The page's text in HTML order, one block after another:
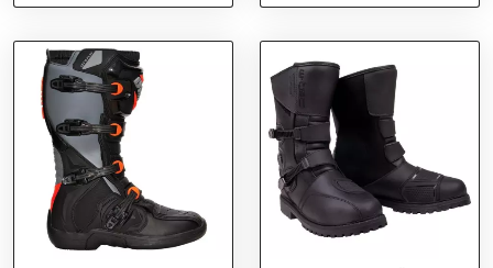
szürke-narancssárga 42
szürke-narancssárga 41